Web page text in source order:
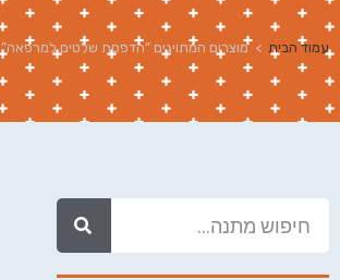
עמוד הבית > מוצרים המתויגים “הדפסת שלטים למרפאה”